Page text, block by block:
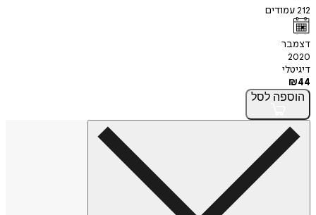
212עמודים
דצמבר
2020
דיגיטלי
₪44
הוספה לסל